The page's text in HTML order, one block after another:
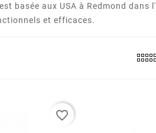
basée aux USA à Redmond
et efficaces.
favorite_border